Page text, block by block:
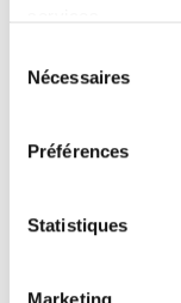
Nécessaires
Préférences
Statistiques
Marketing